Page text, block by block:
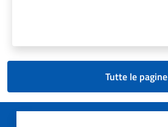
Tutte le pagine